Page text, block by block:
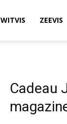
WITVIS ZEEVIS
Cadeau